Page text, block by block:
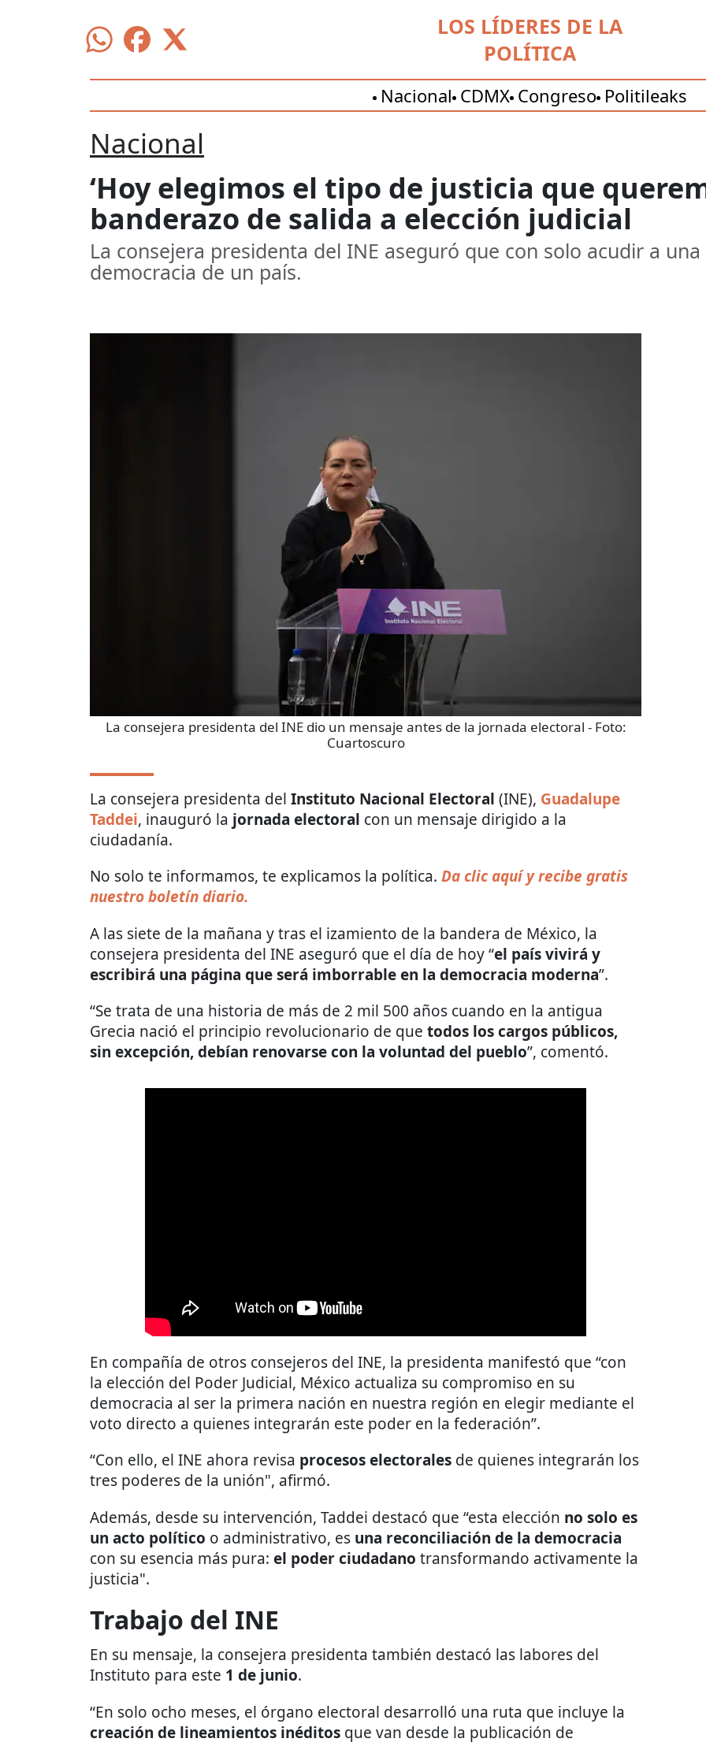
LOS LÍDERES DE LA
POLÍTICA
Nacional CDMX Congreso Politileaks
Nacional
‘Hoy elegimos el tipo de justicia que
banderazo de salida a elección judicial
La consejera presidenta del INE aseguró que con solo acudir a
democracia de un país.
La consejera presidenta del INE dio un mensaje antes de la jornada electoral - Foto:
Cuartoscuro
La consejera presidenta del Instituto Nacional Electoral (INE), Guadalupe
Taddei, inauguró la jornada electoral con un mensaje dirigido a la
ciudadanía.
No solo te informamos, te explicamos la política. Da clic aquí y recibe gratis
nuestro boletín diario.
A las siete de la mañana y tras el izamiento de la bandera de México, la
consejera presidenta del INE aseguró que el día de hoy “el país vivirá y
escribirá una página que será imborrable en la democracia moderna”.
“Se trata de una historia de más de 2 mil 500 años cuando en la antigua
Grecia nació el principio revolucionario de que todos los cargos públicos,
sin excepción, debían renovarse con la voluntad del pueblo”, comentó.
En compañía de otros consejeros del INE, la presidenta manifestó que “con
la elección del Poder Judicial, México actualiza su compromiso en su
democracia al ser la primera nación en nuestra región en elegir mediante el
voto directo a quienes integrarán este poder en la federación”.
“Con ello, el INE ahora revisa procesos electorales de quienes integrarán los
tres poderes de la unión", afirmó.
Además, desde su intervención, Taddei destacó que “esta elección no solo es
un acto político o administrativo, es una reconciliación de la democracia
con su esencia más pura: el poder ciudadano transformando activamente la
justicia".
Trabajo del INE
En su mensaje, la consejera presidenta también destacó las labores del
Instituto para este 1 de junio.
“En solo ocho meses, el órgano electoral desarrolló una ruta que incluye la
creación de lineamientos inéditos que van desde la publicación de